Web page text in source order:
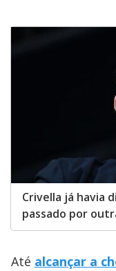
Crivella já havia
passado por
Até alcançar a